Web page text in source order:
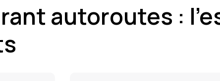
autoroutes :